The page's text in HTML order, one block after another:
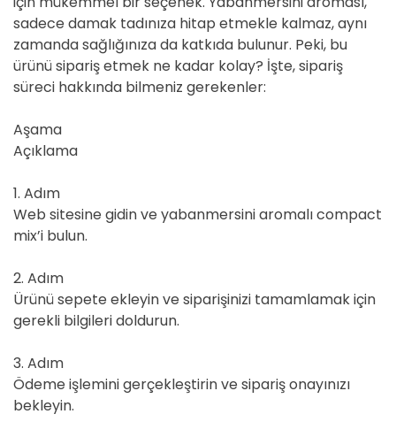
sadece damak tadınıza hitap etmekle kalmaz, aynı
zamanda sağlığınıza da katkıda bulunur. Peki, bu
ürünü sipariş etmek ne kadar kolay? İşte, sipariş
süreci hakkında bilmeniz gerekenler:
Aşama
Açıklama
1. Adım
Web sitesine gidin ve yabanmersini aromalı compact
mix’i bulun.
2. Adım
Ürünü sepete ekleyin ve siparişinizi tamamlamak için
gerekli bilgileri doldurun.
3. Adım
Ödeme işlemini gerçekleştirin ve sipariş onayınızı
bekleyin.